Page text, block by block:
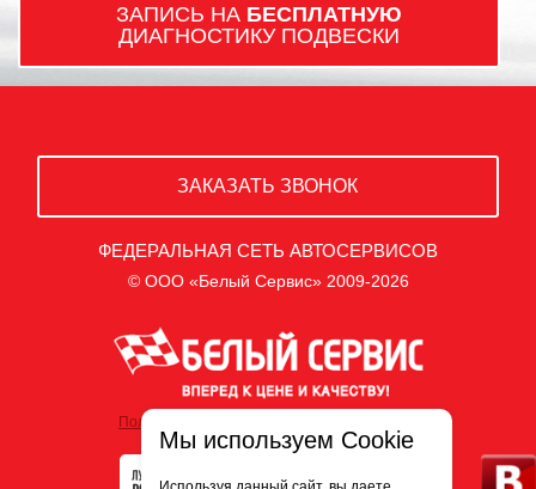
ЗАПИСЬ НА БЕСПЛАТНУЮ
ДИАГНОСТИКУ ПОДВЕСКИ
ЗАКАЗАТЬ ЗВОНОК
ФЕДЕРАЛЬНАЯ СЕТЬ АВТОСЕРВИСОВ
© ООО «Белый Сервис» 2009-2026
Политика обработки персональных данных
Мы используем Cookie